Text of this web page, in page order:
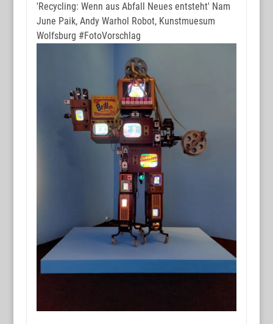
'Recycling: Wenn aus Abfall Neues entsteht' Nam
June Paik, Andy Warhol Robot, Kunstmuesum
Wolfsburg #FotoVorschlag